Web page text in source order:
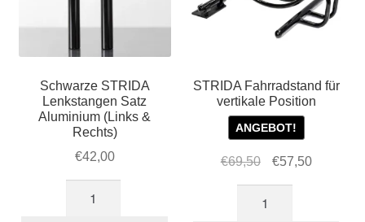
Schwarze STRIDA
Lenkstangen Satz
Aluminium (Links &
Rechts)
€42,00
STRIDA Fahrradstand für
vertikale Position
ANGEBOT!
€69,50
Ursprünglicher
war:
€57,50Aktueller